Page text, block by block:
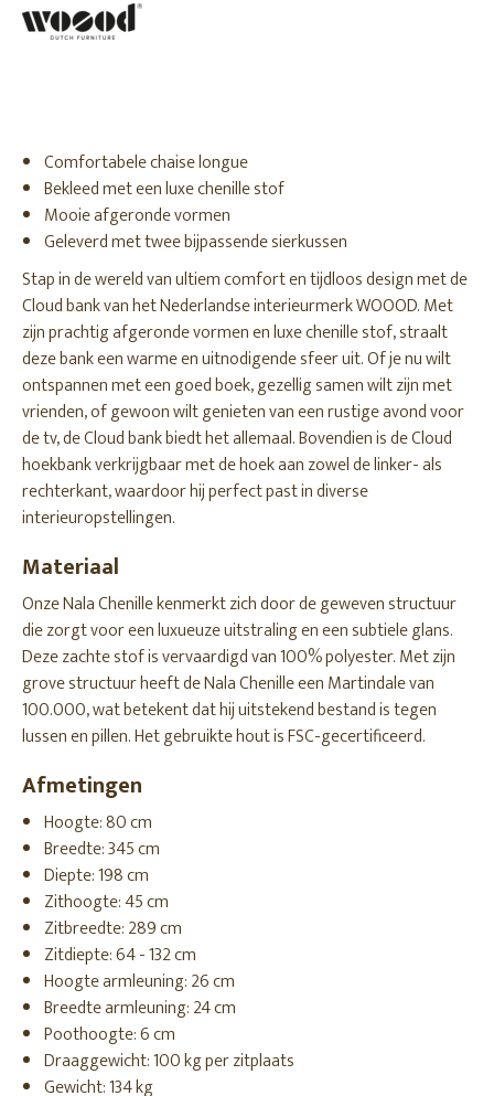
Comfortabele chaise longue
Bekleed met een luxe chenille stof
Mooie afgeronde vormen
Geleverd met twee bijpassende sierkussen
Stap in de wereld van ultiem comfort en tijdloos design met de
Cloud bank van het Nederlandse interieurmerk WOOOD. Met
zijn prachtig afgeronde vormen en luxe chenille stof, straalt
deze bank een warme en uitnodigende sfeer uit. Of je nu wilt
ontspannen met een goed boek, gezellig samen wilt zijn met
vrienden, of gewoon wilt genieten van een rustige avond voor
de tv, de Cloud bank biedt het allemaal. Bovendien is de Cloud
hoekbank verkrijgbaar met de hoek aan zowel de linker- als
rechterkant, waardoor hij perfect past in diverse
interieuropstellingen.
Materiaal
Onze Nala Chenille kenmerkt zich door de geweven structuur
die zorgt voor een luxueuze uitstraling en een subtiele glans.
Deze zachte stof is vervaardigd van 100% polyester. Met zijn
grove structuur heeft de Nala Chenille een Martindale van
100.000, wat betekent dat hij uitstekend bestand is tegen
lussen en pillen. Het gebruikte hout is FSC-gecertificeerd.
Afmetingen
Hoogte: 80 cm
Breedte: 345 cm
Diepte: 198 cm
Zithoogte: 45 cm
Zitbreedte: 289 cm
Zitdiepte: 64 - 132 cm
Hoogte armleuning: 26 cm
Breedte armleuning: 24 cm
Poothoogte: 6 cm
Draaggewicht: 100 kg per zitplaats
Gewicht: 134 kg